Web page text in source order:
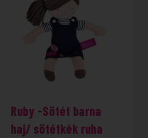
Ruby -Sötét barna
haj/ sötétkék ruha